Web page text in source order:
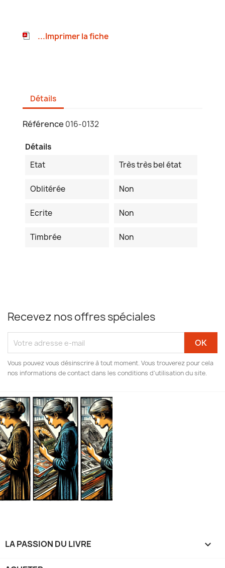
...Imprimer la fiche
Détails
Référence 016-0132
Détails
Etat
Très très bel état
Oblitérée Non
Ecrite Non
Timbrée Non
Recevez nos offres spéciales
Vous pouvez vous désinscrire à tout moment. Vous trouverez pour cela
nos informations de contact dans les conditions d'utilisation du site.
LA PASSION DU LIVRE 